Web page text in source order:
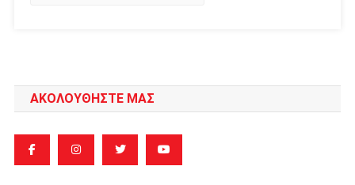
ΑΚΟΛΟΥΘΗΣΤΕ ΜΑΣ